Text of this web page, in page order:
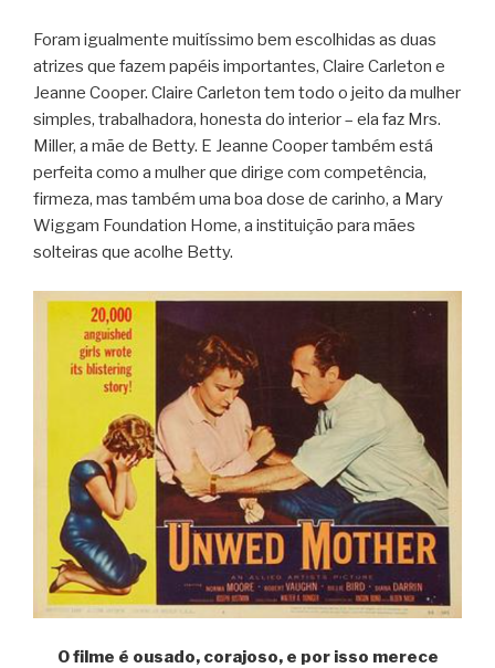
Foram igualmente muitíssimo bem escolhidas as duas
atrizes que fazem papéis importantes, Claire Carleton e
Jeanne Cooper. Claire Carleton tem todo o jeito da mulher
simples, trabalhadora, honesta do interior – ela faz Mrs.
Miller, a mãe de Betty. E Jeanne Cooper também está
perfeita como a mulher que dirige com competência,
firmeza, mas também uma boa dose de carinho, a Mary
Wiggam Foundation Home, a instituição para mães
solteiras que acolhe Betty.
O filme é ousado, corajoso, e por isso merece